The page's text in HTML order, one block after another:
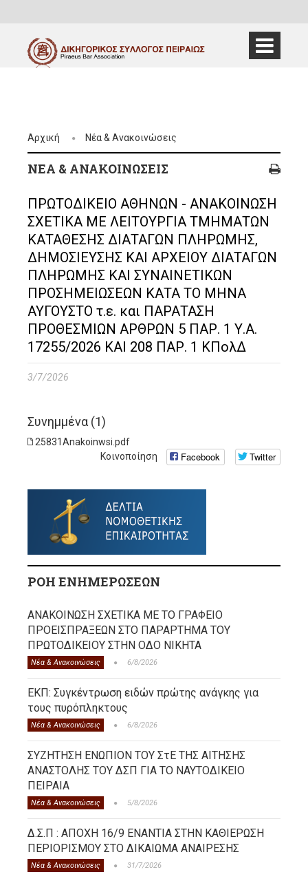
Αρχική Νέα & Ανακοινώσεις
ΝΈΑ & ΑΝΑΚΟΙΝΏΣΕΙΣ
ΠΡΩΤΟΔΙΚΕΙΟ ΑΘΗΝΩΝ - ΑΝΑΚΟΙΝΩΣΗ
ΣΧΕΤΙΚΑ ΜΕ ΛΕΙΤΟΥΡΓΙΑ ΤΜΗΜΑΤΩΝ
ΚΑΤΑΘΕΣΗΣ ΔΙΑΤΑΓΩΝ ΠΛΗΡΩΜΗΣ,
ΔΗΜΟΣΙΕΥΣΗΣ ΚΑΙ ΑΡΧΕΙΟΥ ΔΙΑΤΑΓΩΝ
ΠΛΗΡΩΜΗΣ ΚΑΙ ΣΥΝΑΙΝΕΤΙΚΩΝ
ΠΡΟΣΗΜΕΙΩΣΕΩΝ ΚΑΤΑ ΤΟ ΜΗΝΑ
ΑΥΓΟΥΣΤΟ τ.ε. και ΠΑΡΑΤΑΣΗ
ΠΡΟΘΕΣΜΙΩΝ ΑΡΘΡΩΝ 5 ΠΑΡ. 1 Υ.Α.
17255/2026 ΚΑΙ 208 ΠΑΡ. 1 ΚΠολΔ
3/7/2026
Συνημμένα (1)
25831Anakoinwsi.pdf
Κοινοποίηση
Facebook Twitter
ΡΟΗ ΕΝΗΜΕΡΩΣΕΩΝ
ΑΝΑΚΟΙΝΩΣΗ ΣΧΕΤΙΚΑ ΜΕ ΤΟ ΓΡΑΦΕΙΟ
ΠΡΟΕΙΣΠΡΑΞΕΩΝ ΣΤΟ ΠΑΡΑΡΤΗΜΑ ΤΟΥ
ΠΡΩΤΟΔΙΚΕΙΟΥ ΣΤΗΝ ΟΔΟ ΝΙΚΗΤΑ
Νέα & Ανακοινώσεις 6/8/2026
ΕΚΠ: Συγκέντρωση ειδών πρώτης ανάγκης για
τους πυρόπληκτους
Νέα & Ανακοινώσεις 6/8/2026
ΣΥΖΗΤΗΣΗ ΕΝΩΠΙΟΝ ΤΟΥ ΣτΕ ΤΗΣ ΑΙΤΗΣΗΣ
ΑΝΑΣΤΟΛΗΣ ΤΟΥ ΔΣΠ ΓΙΑ ΤΟ ΝΑΥΤΟΔΙΚΕΙΟ
ΠΕΙΡΑΙΑ
Νέα & Ανακοινώσεις 5/8/2026
Δ.Σ.Π : ΑΠΟΧΗ 16/9 ΕΝΑΝΤΙΑ ΣΤΗΝ ΚΑΘΙΕΡΩΣΗ
ΠΕΡΙΟΡΙΣΜΟΥ ΣΤΟ ΔΙΚΑΙΩΜΑ ΑΝΑΙΡΕΣΗΣ
Νέα & Ανακοινώσεις 31/7/2026